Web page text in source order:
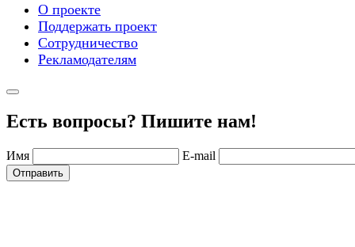
О проекте
Поддержать проект
Сотрудничество
Рекламодателям
Есть вопросы? Пишите нам!
Имя E-mail